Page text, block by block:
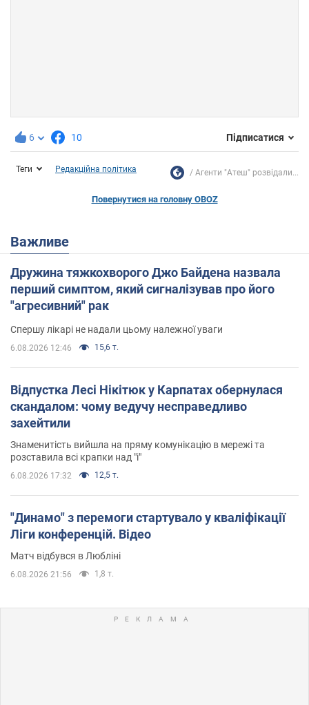
6 10 Підписатися
Теги Редакційна політика Агенти "Атеш" розвідали...
Повернутися на головну OBOZ
Важливе
Дружина тяжкохворого Джо Байдена назвала
перший симптом, який сигналізував про його
"агресивний" рак
Спершу лікарі не надали цьому належної уваги
6.08.2026 12:46 15,6 т.
Відпустка Лесі Нікітюк у Карпатах обернулася
скандалом: чому ведучу несправедливо
захейтили
Знаменитість вийшла на пряму комунікацію в мережі та
розставила всі крапки над "і"
6.08.2026 17:32 12,5 т.
"Динамо" з перемоги стартувало у кваліфікації
Ліги конференцій. Відео
Матч відбувся в Любліні
6.08.2026 21:56 1,8 т.